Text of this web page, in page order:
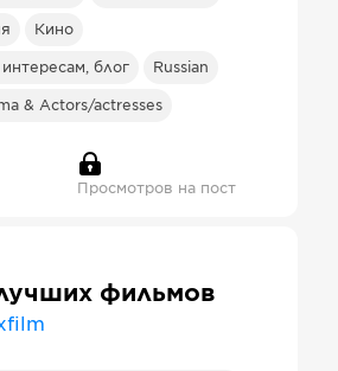
Кино
блог Russian
& Actors/actresses
Просмотров на пост
фильмов